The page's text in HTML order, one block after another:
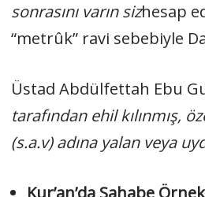
sonrasını varın sizhesap
“metrûk” ravi sebebiyle
Üstad Abdülfettah Ebu
tarafından ehil kılınmış,
(s.a.v) adına yalan veya
Kur’an’da Sahabe